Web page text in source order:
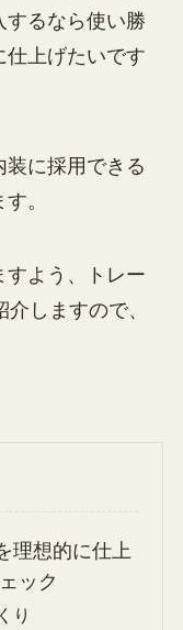
するなら使い勝
仕上げたいです
に採用できる
。
すよう、トレー
しますので、
理想的に仕上
ック
り